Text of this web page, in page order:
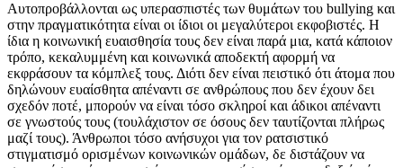
Αυτοπροβάλλονται ως υπερασπιστές των θυμάτων του bullying και
στην πραγματικότητα είναι οι ίδιοι οι μεγαλύτεροι εκφοβιστές. Η
ίδια η κοινωνική ευαισθησία τους δεν είναι παρά μια, κατά κάποιον
τρόπο, κεκαλυμμένη και κοινωνικά αποδεκτή αφορμή να
εκφράσουν τα κόμπλεξ τους. Διότι δεν είναι πειστικό ότι άτομα που
δηλώνουν ευαίσθητα απέναντι σε ανθρώπους που δεν έχουν δει
σχεδόν ποτέ, μπορούν να είναι τόσο σκληροί και άδικοι απέναντι
σε γνωστούς τους (τουλάχιστον σε όσους δεν ταυτίζονται πλήρως
μαζί τους). Άνθρωποι τόσο ανήσυχοι για τον ρατσιστικό
στιγματισμό ορισμένων κοινωνικών ομάδων, δε διστάζουν να